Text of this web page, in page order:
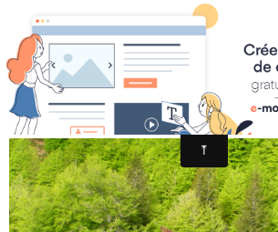
JOURNÉE ÉCO 12052018